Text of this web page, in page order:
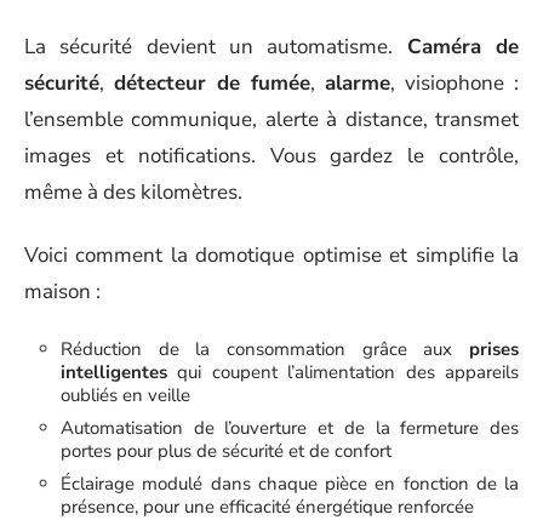
La sécurité devient un automatisme. Caméra de
sécurité, détecteur de fumée, alarme, visiophone :
l’ensemble communique, alerte à distance, transmet
images et notifications. Vous gardez le contrôle,
même à des kilomètres.
Voici comment la domotique optimise et simplifie la
maison :
Réduction de la consommation grâce aux prises
intelligentes qui coupent l’alimentation des appareils
oubliés en veille
Automatisation de l’ouverture et de la fermeture des
portes pour plus de sécurité et de confort
Éclairage modulé dans chaque pièce en fonction de la
présence, pour une efficacité énergétique renforcée